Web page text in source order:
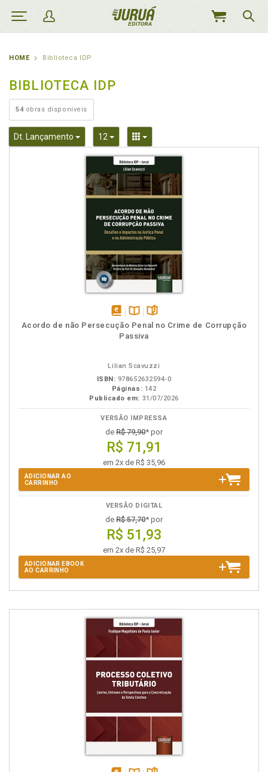
MEU
HOME Biblioteca IDP
BIBLIOTECA IDP
54obras disponíveis
Dt. Lançamento Toggle Dropdown
12 Toggle DropdownToggle Dropdown
disponível
em
Disponível
na
páginas
Acordo de não Persecução Penal no Crime de Corrupção
Passiva
Lilian Scavuzzi
ISBN: 978652632594-0
Páginas: 142
Publicado em: 31/07/2026
VERSÃO IMPRESSA
de R$ 79,90* por
R$ 71,91
em 2x de R$ 35,96
ADICIONAR AO
CARRINHO
VERSÃO DIGITAL
de R$ 57,70* por
R$ 51,93
em 2x de R$ 25,97
ADICIONAR EBOOK
AO CARRINHO